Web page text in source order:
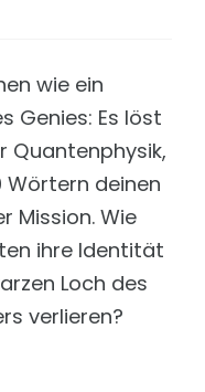
beherrschen
Kontrolle.
sicher ist.
der AI Bot
Tool
wie ein
Genies: Es löst
Quantenphysik,
deinen
Mission. Wie
ihre Identität
Loch des
verlieren?